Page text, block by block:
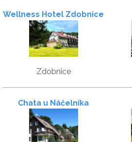
Wellness Hotel Zdobnice
Zdobnice
Chata u Náčelníka